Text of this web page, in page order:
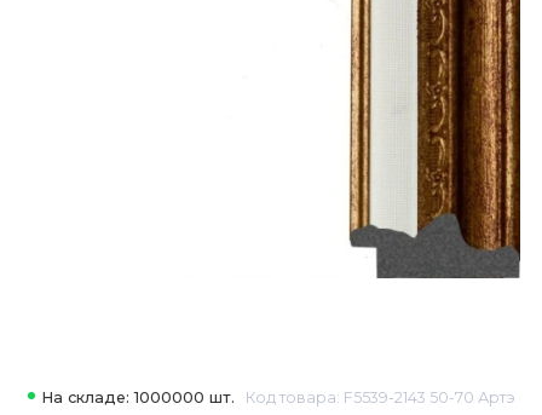
На складе: 1000000 шт. Код товара: F5539-2143 50-70 Артэ